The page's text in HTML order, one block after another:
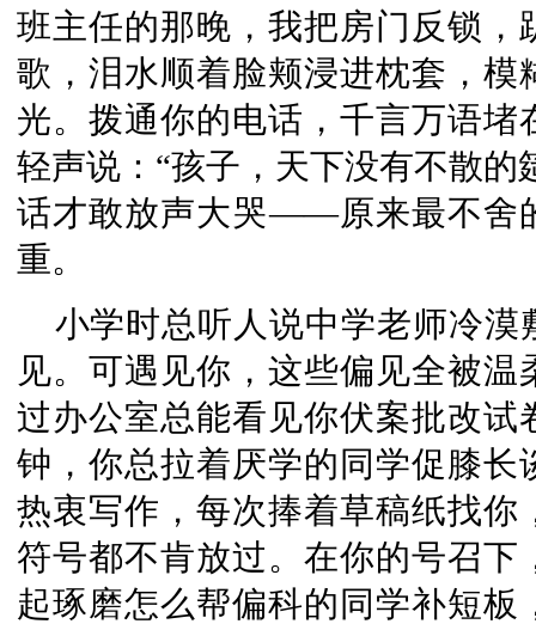
班主任的那晚，我把房门反锁
歌，泪水顺着脸颊浸进枕套，
光。拨通你的电话，千言万语
轻声说：“孩子，天下没有不散
话才敢放声大哭——原来最不舍
重。
小学时总听人说中学老师冷
见。可遇见你，这些偏见全被
过办公室总能看见你伏案批改
钟，你总拉着厌学的同学促膝
热衷写作，每次捧着草稿纸找
符号都不肯放过。在你的号召
起琢磨怎么帮偏科的同学补短